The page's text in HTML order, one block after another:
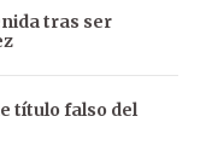
tras ser
título falso del